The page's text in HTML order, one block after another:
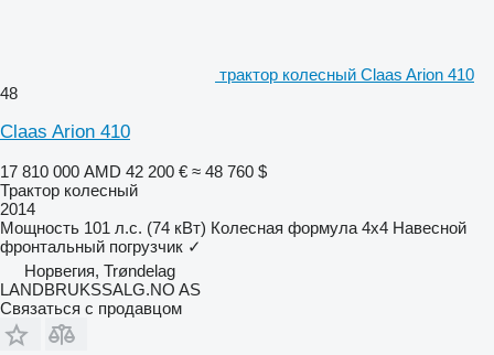
трактор колесный Claas Arion 410
48
Claas Arion 410
17 810 000 AMD 42 200 € ≈ 48 760 $
Трактор колесный
2014
Мощность 101 л.с. (74 кВт) Колесная формула 4x4 Навесной
фронтальный погрузчик ✓
Норвегия, Trøndelag
LANDBRUKSSALG.NO AS
Связаться с продавцом